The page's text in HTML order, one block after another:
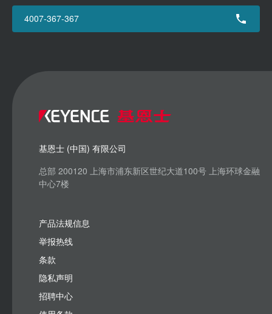
4007-367-367
基恩士 (中国) 有限公司
总部 200120 上海市浦东新区世纪大道100号 上海环球金融
中心7楼
产品法规信息
举报热线
条款
隐私声明
招聘中心